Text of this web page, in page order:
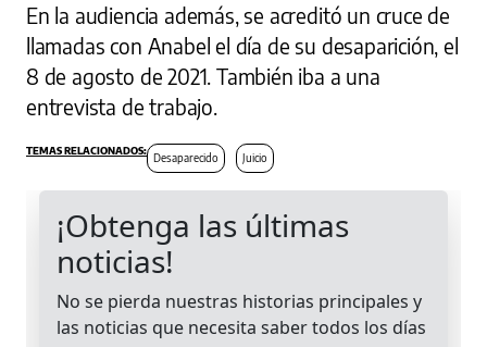
En la audiencia además, se acreditó un cruce de
llamadas con Anabel el día de su desaparición, el
8 de agosto de 2021. También iba a una
entrevista de trabajo.
Desaparecido Juicio